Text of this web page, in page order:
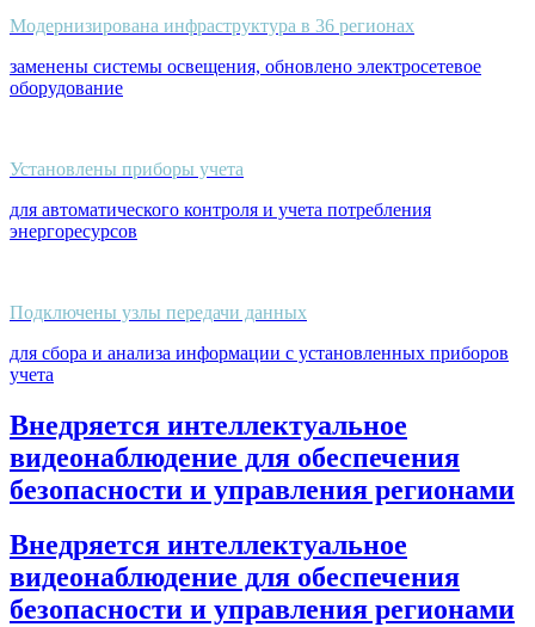
Модернизирована инфраструктура в 36 регионах
заменены системы освещения, обновлено электросетевое
оборудование
Установлены приборы учета
для автоматического контроля и учета потребления
энергоресурсов
Подключены узлы передачи данных
для сбора и анализа информации с установленных приборов
учета
Внедряется интеллектуальное
видеонаблюдение для обеспечения
безопасности и управления регионами
Внедряется интеллектуальное
видеонаблюдение для обеспечения
безопасности и управления регионами